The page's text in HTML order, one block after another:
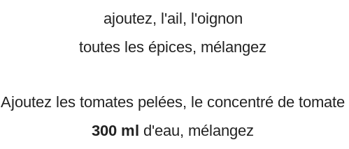
ajoutez, l'ail, l'oignon
toutes les épices, mélangez
Ajoutez les tomates pelées, le concentré de tomate
300 ml d'eau, mélangez